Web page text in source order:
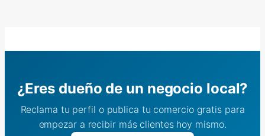
¿Eres dueño de un negocio local?
Reclama tu perfil o publica tu comercio gratis para
empezar a recibir más clientes hoy mismo.